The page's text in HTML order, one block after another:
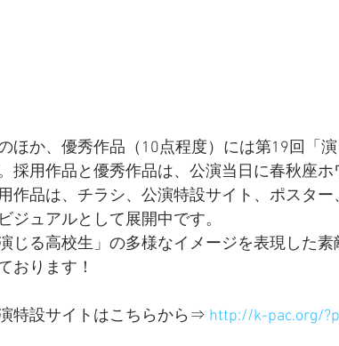
ほか、優秀作品（10点程度）には第19回「
採用作品と優秀作品は、公演当日に春秋座ホ
作品は、チラシ、公演特設サイト、ポスタ
ジュアルとして展開中です。
演じる高校生」の多様なイメージを表現した
おります！
特設サイトはこちらから⇒ http://k-pac.org/